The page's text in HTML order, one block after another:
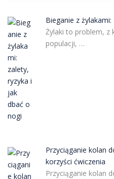
Bieganie z
Żylaki to problem, z
populacji, …
Przyciąganie kolan
korzyści ćwiczenia
Przyciąganie kolan